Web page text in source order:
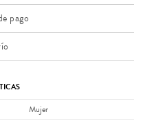
pago
Mujer